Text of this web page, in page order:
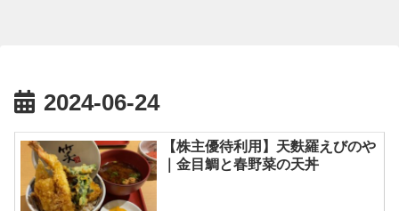
2024-06-24
【株主優待利用】天麩羅えびのや
｜金目鯛と春野菜の天丼